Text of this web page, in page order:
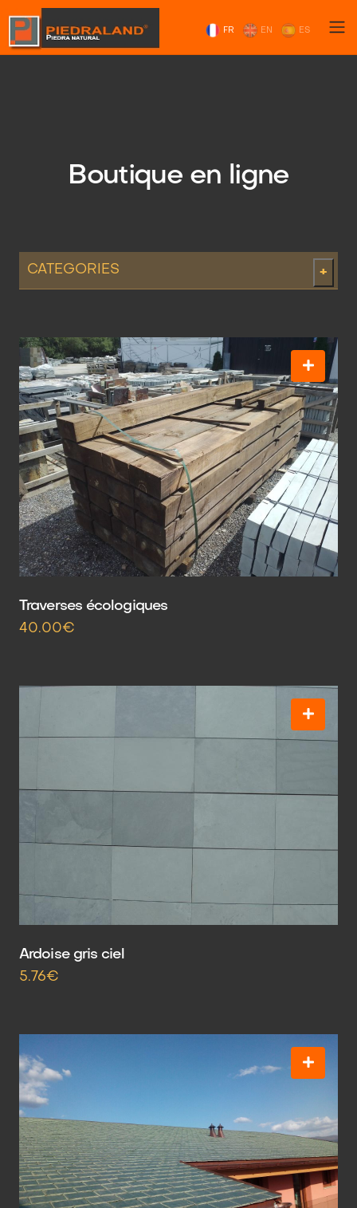
ES
EN
FR
Boutique en ligne
CATEGORIES +
Traverses écologiques
40.00€
Ardoise gris ciel
5.76€